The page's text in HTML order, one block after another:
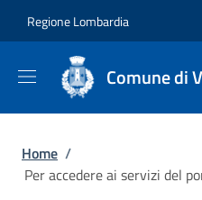
Regione Lombardia
Comune di
Briciole di pane
Home /
Per accedere ai servizi del